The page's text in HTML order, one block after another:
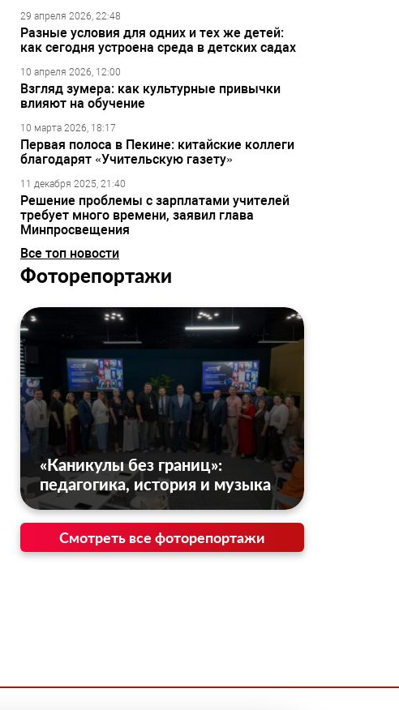
29 апреля 2026, 22:48
Разные условия для одних и тех же детей:
как сегодня устроена среда в детских садах
10 апреля 2026, 12:00
Взгляд зумера: как культурные привычки
влияют на обучение
10 марта 2026, 18:17
Первая полоса в Пекине: китайские коллеги
благодарят «Учительскую газету»
11 декабря 2025, 21:40
Решение проблемы с зарплатами учителей
требует много времени, заявил глава
Минпросвещения
Все топ новости
Фоторепортажи
«Каникулы без границ»:
педагогика, история и музыка
Смотреть все фоторепортажи